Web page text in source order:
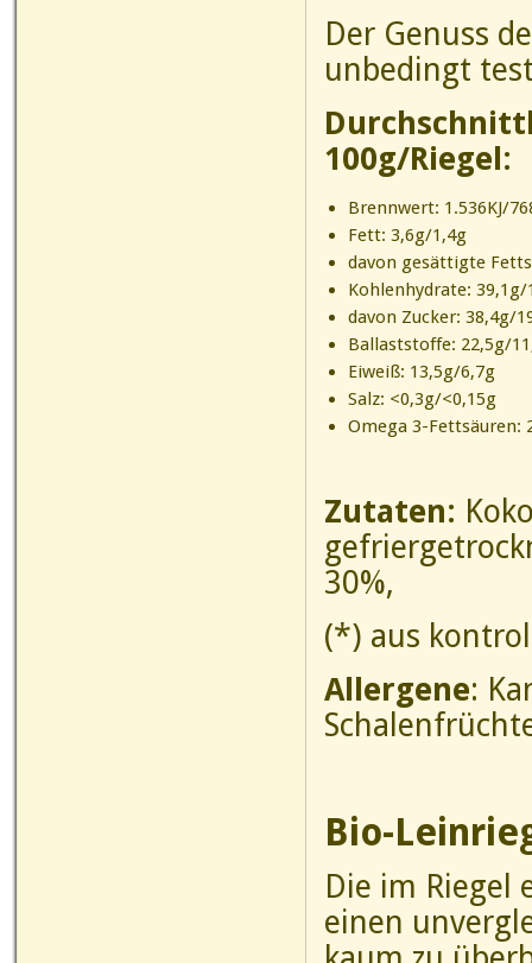
Der Genuss
unbedingt
100g/Riegel:
Brennwert: 1.536KJ/
Fett: 3,6g/1,4g
davon gesättigte
Kohlenhydrate: 39,1g/
davon Zucker: 38,4g/
Ballaststoffe: 22,5g/
Eiweiß: 13,5g/6,7g
Salz: <0,3g/<0,15g
Omega 3-Fettsäuren:
Zutaten:
30%,
(*) aus
Allergene:
Bio-
Die im Riegel
einen